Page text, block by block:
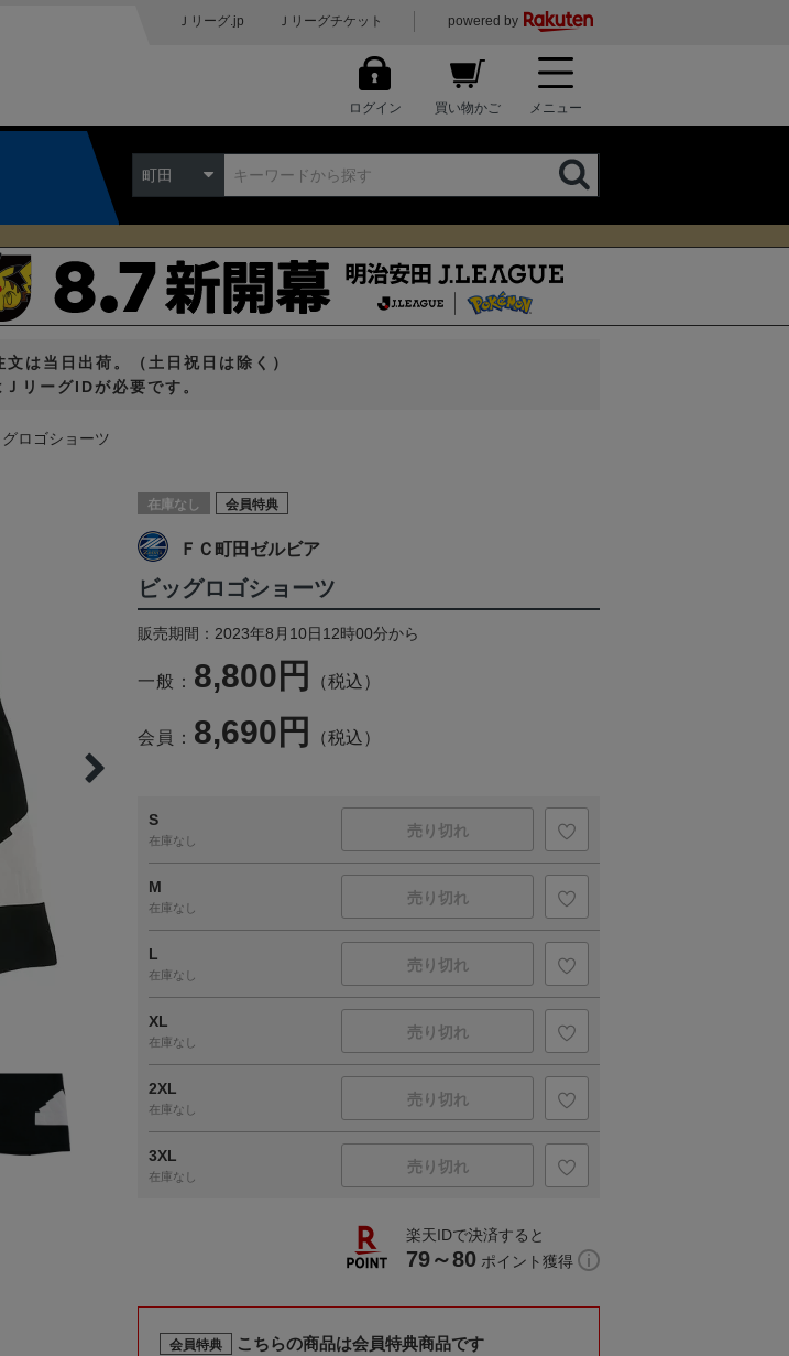
Ｊリーグ.jp Ｊリーグチケット powered by
ログイン 買い物かご メニュー
町田
は当日出荷。（土日祝日は除く）
リーグIDが必要です。
グロゴショーツ
在庫なし 会員特典
ＦＣ町田ゼルビア
ビッグロゴショーツ
販売期間：2023年8月10日12時00分から
一般： 8,800円 （税込）
会員： 8,690円 （税込）
S
在庫なし
売り切れ
M
在庫なし
売り切れ
L
在庫なし
売り切れ
XL
在庫なし
売り切れ
2XL
在庫なし
売り切れ
3XL
在庫なし
売り切れ
楽天IDで決済すると
79～80 ポイント獲得
会員特典 こちらの商品は会員特典商品です